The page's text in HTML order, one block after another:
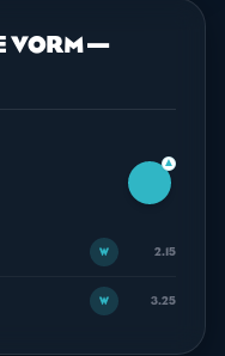
VORM —
▲
W 2.15
W 3.25